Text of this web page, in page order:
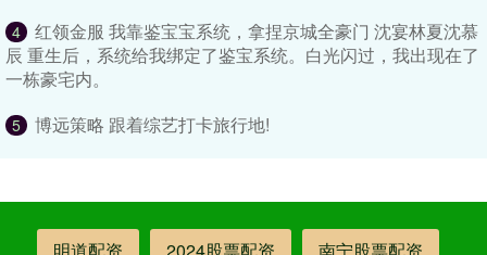
4
红领金服 我靠鉴宝宝系统，拿捏京城全豪门 沈宴林夏沈慕
辰 重生后，系统给我绑定了鉴宝系统。白光闪过，我出现在了
一栋豪宅内。
5 博远策略 跟着综艺打卡旅行地!